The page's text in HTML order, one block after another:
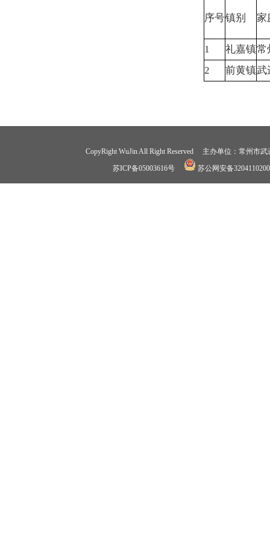
序号镇别 家
1 礼嘉镇常
2
前黄镇武
CopyRight WuJin All Right Reserved 主办单位：常州
苏ICP备05003616号
苏公网安备